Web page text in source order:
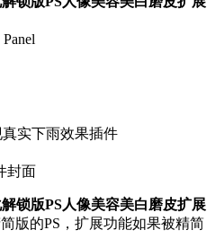
实下雨效果插件
锁版PS人像美容美白磨皮扩展
简版的PS，扩展功能如果被精简